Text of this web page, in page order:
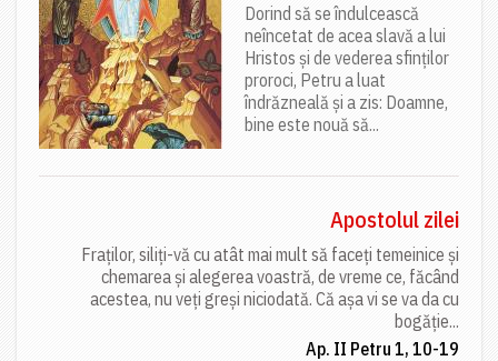
Dorind să se îndulcească
neîncetat de acea slavă a lui
Hristos și de vederea sfinților
proroci, Petru a luat
îndrăzneală și a zis: Doamne,
bine este nouă să...
Apostolul zilei
Fraților, siliți-vă cu atât mai mult să faceți temeinice și
chemarea și alegerea voastră, de vreme ce, făcând
acestea, nu veți greși niciodată. Că așa vi se va da cu
bogăție...
Ap. II Petru 1, 10-19